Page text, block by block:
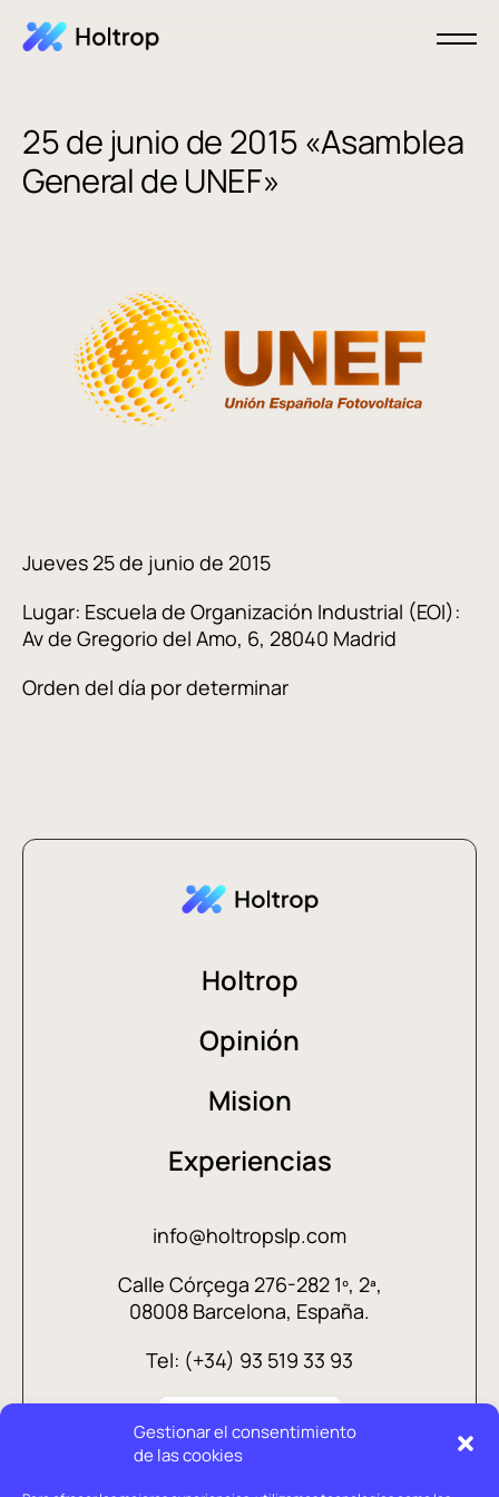
Gestionar el consentimiento
de las cookies
25 de junio de 2015 «Asamblea
General de UNEF»
Jueves 25 de junio de 2015
Lugar: Escuela de Organización Industrial (EOI):
Av de Gregorio del Amo, 6, 28040 Madrid
Orden del día por determinar
Holtrop
Opinión
Mision
Experiencias
info@holtropslp.com
Calle Córçega 276-282 1º, 2ª,
08008 Barcelona, España.
Tel: (+34) 93 519 33 93